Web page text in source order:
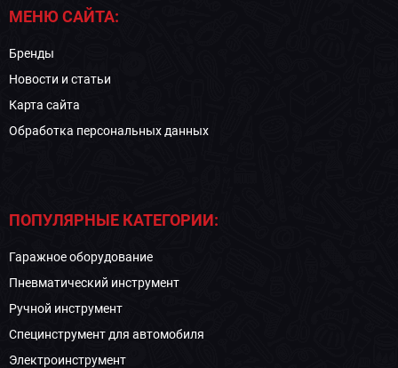
МЕНЮ САЙТА:
Бренды
Новости и статьи
Карта сайта
Обработка персональных данных
ПОПУЛЯРНЫЕ КАТЕГОРИИ:
Гаражное оборудование
Пневматический инструмент
Ручной инструмент
Специнструмент для автомобиля
Электроинструмент